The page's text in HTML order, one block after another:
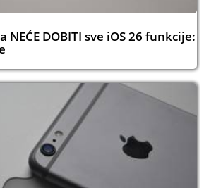
NEĆE DOBITI sve iOS 26 funkcije: